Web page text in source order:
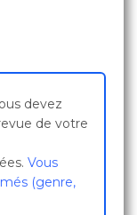
devez
de votre
Vous
(genre,